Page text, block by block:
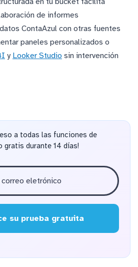
de informes
ContaAzul con otras fuentes
paneles personalizados o
y Looker Studio sin intervención
a todas las funciones de
gratis durante 14 días!
su prueba gratuita